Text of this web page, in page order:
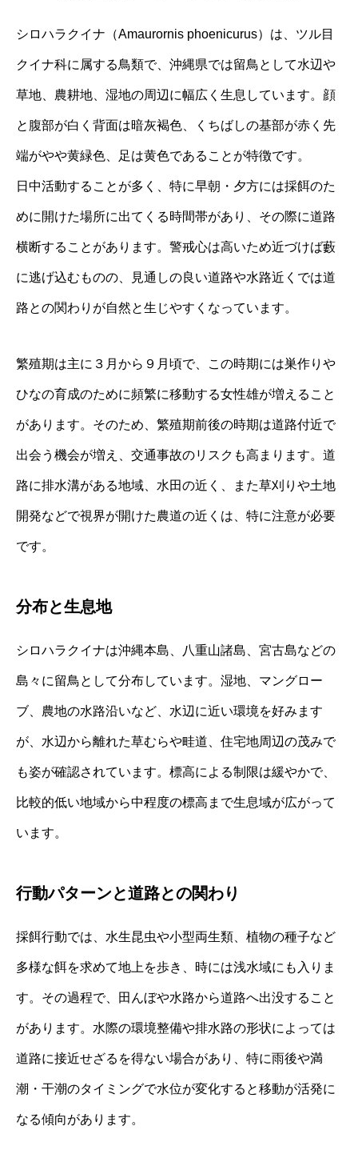
シロハラクイナ（Amaurornis phoenicurus）は、ツル目
クイナ科に属する鳥類で、沖縄県では留鳥として水辺や
草地、農耕地、湿地の周辺に幅広く生息しています。顔
と腹部が白く背面は暗灰褐色、くちばしの基部が赤く先
端がやや黄緑色、足は黄色であることが特徴です。
日中活動することが多く、特に早朝・夕方には採餌のた
めに開けた場所に出てくる時間帯があり、その際に道路
横断することがあります。警戒心は高いため近づけば藪
に逃げ込むものの、見通しの良い道路や水路近くでは道
路との関わりが自然と生じやすくなっています。
繁殖期は主に３月から９月頃で、この時期には巣作りや
ひなの育成のために頻繁に移動する女性雄が増えること
があります。そのため、繁殖期前後の時期は道路付近で
出会う機会が増え、交通事故のリスクも高まります。道
路に排水溝がある地域、水田の近く、また草刈りや土地
開発などで視界が開けた農道の近くは、特に注意が必要
です。
分布と生息地
シロハラクイナは沖縄本島、八重山諸島、宮古島などの
島々に留鳥として分布しています。湿地、マングロー
ブ、農地の水路沿いなど、水辺に近い環境を好みます
が、水辺から離れた草むらや畦道、住宅地周辺の茂みで
も姿が確認されています。標高による制限は緩やかで、
比較的低い地域から中程度の標高まで生息域が広がって
います。
行動パターンと道路との関わり
採餌行動では、水生昆虫や小型両生類、植物の種子など
多様な餌を求めて地上を歩き、時には浅水域にも入りま
す。その過程で、田んぼや水路から道路へ出没すること
があります。水際の環境整備や排水路の形状によっては
道路に接近せざるを得ない場合があり、特に雨後や満
潮・干潮のタイミングで水位が変化すると移動が活発に
なる傾向があります。